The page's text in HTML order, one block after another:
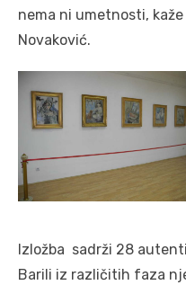
nema ni umetnosti,
Novaković.
Izložba sadrži 28
Barili iz različitih faza